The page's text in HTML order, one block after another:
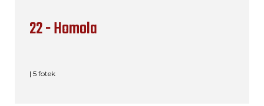
22 - Homola
| 5 fotek